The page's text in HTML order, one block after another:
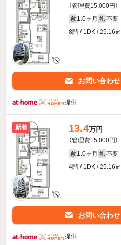
（管理費15,000円）
敷 1.0ヶ月 礼 不要
8階 / 1DK / 25.16㎡
お問い合わせ
提供
新着 13.4万円
（管理費15,000円）
敷 1.0ヶ月 礼 不要
4階 / 1DK / 25.16㎡
お問い合わせ
提供